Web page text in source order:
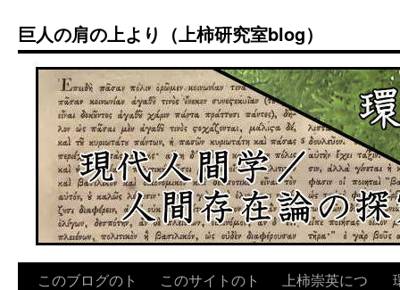
コ
ン
テ
巨人の肩の上より（上柿研究室blog）
このブログのト
このサイトのト
上柿崇英につ